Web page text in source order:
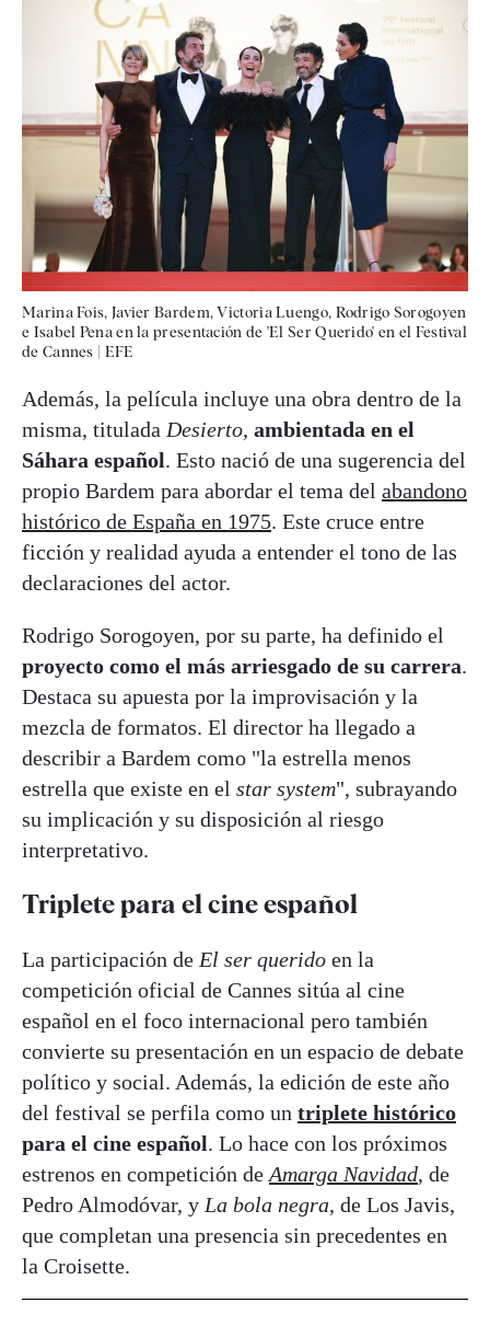
Marina Fois, Javier Bardem, Victoria Luengo, Rodrigo Sorogoyen
e Isabel Pena en la presentación de 'El Ser Querido' en el Festival
de Cannes
EFE
Además, la película incluye una obra dentro de la
misma, titulada Desierto, ambientada en el
Sáhara español. Esto nació de una sugerencia del
propio Bardem para abordar el tema del abandono
histórico de España en 1975. Este cruce entre
ficción y realidad ayuda a entender el tono de las
declaraciones del actor.
Rodrigo Sorogoyen, por su parte, ha definido el
proyecto como el más arriesgado de su carrera.
Destaca su apuesta por la improvisación y la
mezcla de formatos. El director ha llegado a
describir a Bardem como "la estrella menos
estrella que existe en el star system", subrayando
su implicación y su disposición al riesgo
interpretativo.
Triplete para el cine español
La participación de El ser querido en la
competición oficial de Cannes sitúa al cine
español en el foco internacional pero también
convierte su presentación en un espacio de debate
político y social. Además, la edición de este año
del festival se perfila como un triplete histórico
para el cine español. Lo hace con los próximos
estrenos en competición de Amarga Navidad, de
Pedro Almodóvar, y La bola negra, de Los Javis,
que completan una presencia sin precedentes en
la Croisette.